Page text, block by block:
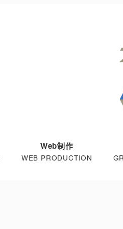
Web制作
WEB PRODUCTION